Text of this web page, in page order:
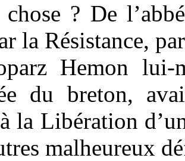
chose ? De
la Résistance,
Hemon lui-
du breton,
la Libération
malheureux